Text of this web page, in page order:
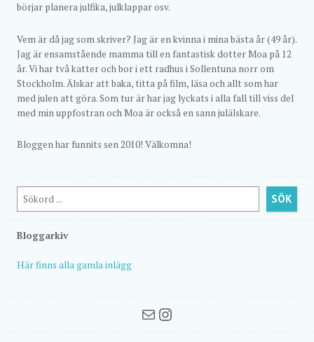
börjar planera julfika, julklappar osv.
Vem är då jag som skriver? Jag är en kvinna i mina bästa år (49 år).
Jag är ensamstående mamma till en fantastisk dotter Moa på 12
år. Vi har två katter och bor i ett radhus i Sollentuna norr om
Stockholm. Älskar att baka, titta på film, läsa och allt som har
med julen att göra. Som tur är har jag lyckats i alla fall till viss del
med min uppfostran och Moa är också en sann julälskare.
Bloggen har funnits sen 2010! Välkomna!
Sök SÖK
Bloggarkiv
Här finns alla gamla inlägg
MailInstagram